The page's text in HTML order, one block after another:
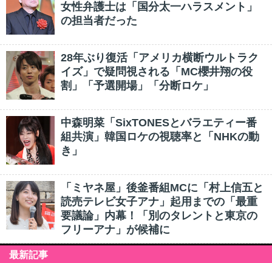
女性弁護士は「国分太一ハラスメント」
の担当者だった
28年ぶり復活「アメリカ横断ウルトラク
イズ」で疑問視される「MC櫻井翔の役
割」「予選開場」「分断ロケ」
中森明菜「SixTONESとバラエティー番
組共演」韓国ロケの視聴率と「NHKの動
き」
「ミヤネ屋」後釜番組MCに「村上信五と
読売テレビ女子アナ」起用までの「最重
要議論」内幕！「別のタレントと東京の
フリーアナ」が候補に
最新記事